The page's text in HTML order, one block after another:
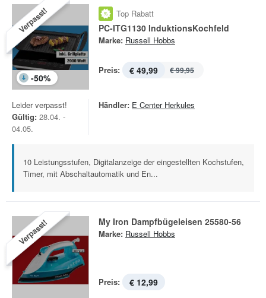
Verpasst!
-50%
Top Rabatt
PC-ITG1130 InduktionsKochfeld
Marke: Russell Hobbs
Preis: € 49,99 € 99,95
Leider verpasst!
Gültig: 28.04. -
04.05.
Händler: E Center Herkules
10 Leistungsstufen, Digitalanzeige der eingestellten Kochstufen,
Timer, mit Abschaltautomatik und En...
Verpasst! My Iron Dampfbügeleisen 25580-56
Marke: Russell Hobbs
Preis: € 12,99